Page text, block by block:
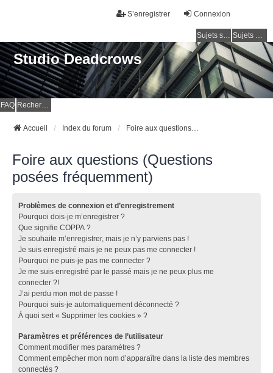
Connexion
S’enregistrer
Sujets sans réponse Sujets actifs
Studio Deadcrows
FAQ Rechercher
Accueil Index du forum Foire aux questions (Questions posées fréquemment)
Foire aux questions (Questions
posées fréquemment)
Problèmes de connexion et d’enregistrement
Pourquoi dois-je m’enregistrer ?
Que signifie COPPA ?
Je souhaite m’enregistrer, mais je n’y parviens pas !
Je suis enregistré mais je ne peux pas me connecter !
Pourquoi ne puis-je pas me connecter ?
Je me suis enregistré par le passé mais je ne peux plus me
connecter ?!
J’ai perdu mon mot de passe !
Pourquoi suis-je automatiquement déconnecté ?
À quoi sert « Supprimer les cookies » ?
Paramètres et préférences de l’utilisateur
Comment modifier mes paramètres ?
Comment empêcher mon nom d’apparaître dans la liste des membres
connectés ?